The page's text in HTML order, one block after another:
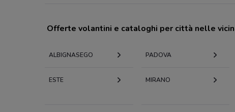
Offerte volantini e cataloghi per città nelle
ALBIGNASEGO PADOVA
ESTE MIRANO